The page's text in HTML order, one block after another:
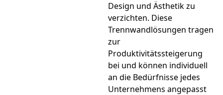
Design und Ästhetik zu
verzichten. Diese
Trennwandlösungen tragen
zur
Produktivitätssteigerung
bei und können individuell
an die Bedürfnisse jedes
Unternehmens angepasst